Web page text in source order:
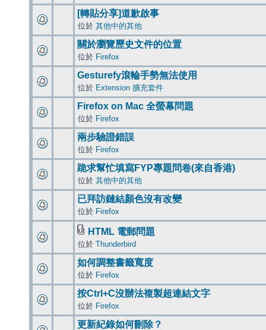
[轉貼分享]道歉啟事
位於 其他中的其他
關於瀏覽歷史文件的位置
位於 Firefox
Gesturefy滾輪手勢無法使用
位於 Extension 擴充套件
Firefox on Mac 全螢幕問題
位於 Firefox
兩步驗證錯誤
位於 Firefox
跪求幫忙填寫FYP專題問卷(來自香港)
位於 其他中的其他
已拜訪鏈結顏色沒有改變
位於 Firefox
HTML 電郵問題
位於 Thunderbird
如何調整書籤寬度
位於 Firefox
按Ctrl+C沒辦法複製超連結文字
位於 Firefox
更新紀錄如何刪除？